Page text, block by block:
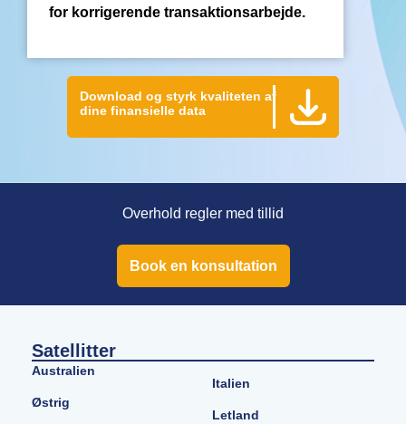
for korrigerende transaktionsarbejde.
Download og styrk kvaliteten af
dine finansielle data
Overhold regler med tillid
Book en konsultation
Satellitter
Australien
Østrig
Italien
Letland